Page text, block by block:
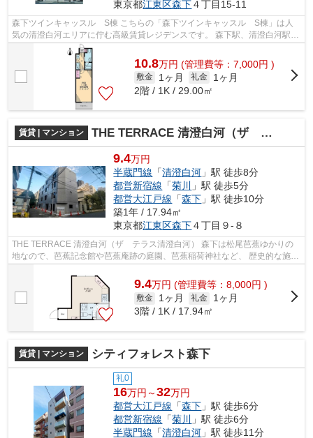
東京都江東区森下４丁目15-11
森下ツインキャッスル S棟 こちらの「森下ツインキャッスル S棟」は人
気の清澄白河エリアに佇む高級賃貸レジデンスです。 森下駅、清澄白河駅、
菊川駅が徒歩圏内で利用可能なため ...
10.8万円 (管理費等：7,000円 )
敷金 1ヶ月 礼金
1ヶ月
2階 / 1K / 29.00㎡
賃貸 | マンション THE TERRACE 清澄白河（ザ テラス清澄白河）
9.4万円
半蔵門線 「清澄白河 」駅 徒歩8分
都営新宿線 「菊川
」駅 徒歩5分
都営大江戸線 「森下 」駅 徒歩10分
築1年 / 17.94㎡
東京都江東区森下４丁目９-８
THE TERRACE 清澄⽩河（ザ テラス清澄白河） 森下は松尾芭蕉ゆかりの
地なので、芭蕉記念館や芭蕉庵跡の庭園、芭蕉稲荷神社など、 歴史的な施設
9.4万円 (管理費等：8,000円 )
敷金 1ヶ月 礼金
1ヶ月
3階 / 1K / 17.94㎡
賃貸 | マンション シティフォレスト森下
礼0
16万円～32万円
都営大江戸線 「森下 」駅 徒歩6分
都営新宿線 「菊川
」駅 徒歩6分
半蔵門線 「清澄白河 」駅 徒歩11分